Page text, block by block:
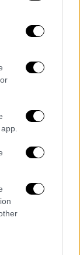
ως έναν
πως μια
σε όλες
δασμούς
της
«κλέψει»